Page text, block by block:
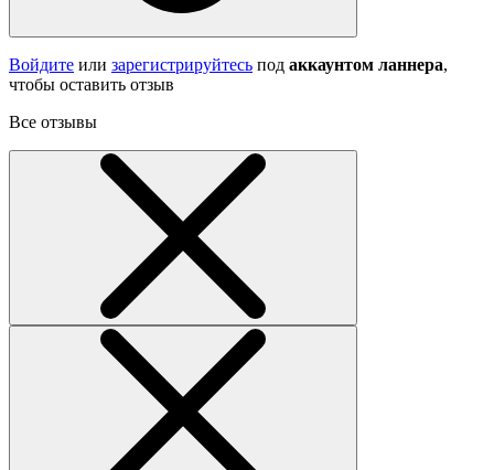
Войдите или зарегистрируйтесь под аккаунтом ланнера,
чтобы оставить отзыв
Все отзывы